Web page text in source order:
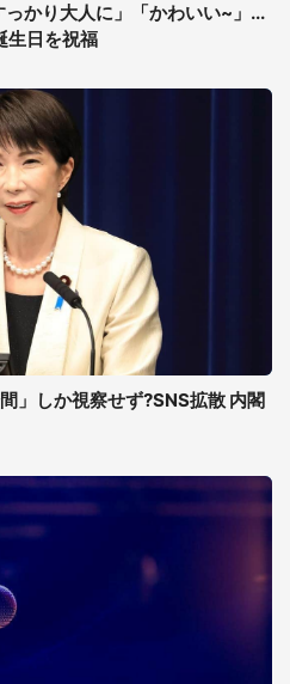
っかり大人に」「かわいい~」...
生日を祝福
」しか視察せず?SNS拡散 内閣